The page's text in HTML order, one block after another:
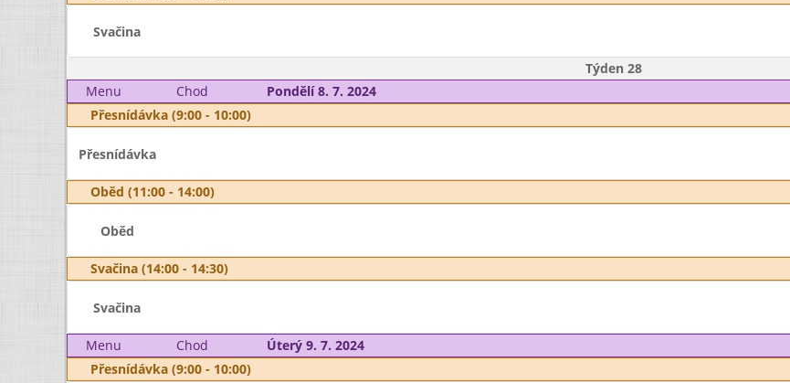
Svačina
Týden 28
Menu
Chod
Pondělí 8. 7. 2024
Přesnídávka (9:00 - 10:00)
Přesnídávka
Oběd (11:00 - 14:00)
Oběd
Svačina (14:00 - 14:30)
Svačina
Menu Chod
Úterý 9. 7. 2024
Přesnídávka (9:00 - 10:00)